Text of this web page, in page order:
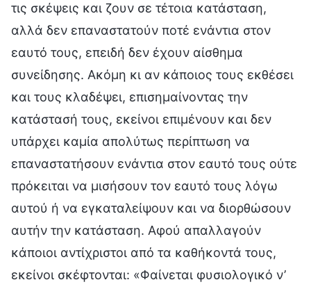
τις σκέψεις και ζουν σε τέτοια κατάσταση,
αλλά δεν επαναστατούν ποτέ ενάντια στον
εαυτό τους, επειδή δεν έχουν αίσθημα
συνείδησης. Ακόμη κι αν κάποιος τους εκθέσει
και τους κλαδέψει, επισημαίνοντας την
κατάστασή τους, εκείνοι επιμένουν και δεν
υπάρχει καμία απολύτως περίπτωση να
επαναστατήσουν ενάντια στον εαυτό τους ούτε
πρόκειται να μισήσουν τον εαυτό τους λόγω
αυτού ή να εγκαταλείψουν και να διορθώσουν
αυτήν την κατάσταση. Αφού απαλλαγούν
κάποιοι αντίχριστοι από τα καθήκοντά τους,
εκείνοι σκέφτονται: «Φαίνεται φυσιολογικό ν’